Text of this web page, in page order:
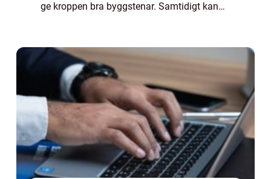
ge kroppen bra byggstenar. Samtidigt kan